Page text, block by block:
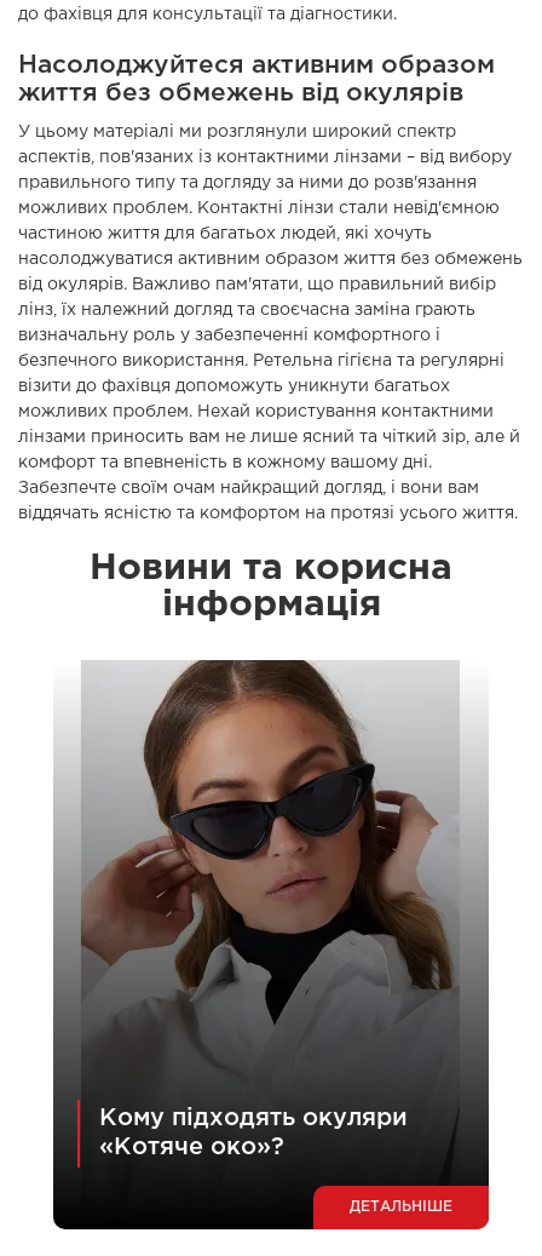
до фахівця для консультації та діагностики.
Насолоджуйтеся активним образом
життя без обмежень від окулярів
У цьому матеріалі ми розглянули широкий спектр
аспектів, пов'язаних із контактними лінзами – від вибору
правильного типу та догляду за ними до розв'язання
можливих проблем. Контактні лінзи стали невід'ємною
частиною життя для багатьох людей, які хочуть
насолоджуватися активним образом життя без обмежень
від окулярів. Важливо пам'ятати, що правильний вибір
лінз, їх належний догляд та своєчасна заміна грають
визначальну роль у забезпеченні комфортного і
безпечного використання. Ретельна гігієна та регулярні
візити до фахівця допоможуть уникнути багатьох
можливих проблем. Нехай користування контактними
лінзами приносить вам не лише ясний та чіткий зір, але й
комфорт та впевненість в кожному вашому дні.
Забезпечте своїм очам найкращий догляд, і вони вам
віддячать ясністю та комфортом на протязі усього життя.
Новини та корисна
інформація
Кому підходять окуляри
«Котяче око»?
ДЕТАЛЬНІШЕ